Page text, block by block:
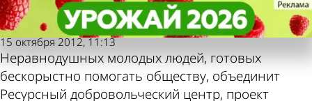
Потребность души к
бескорыстным делам
Пензенская
правда
15 октября 2012, 11:13
Неравнодушных молодых людей, готовых
бескорыстно помогать обществу, объединит
Ресурсный добровольческий центр, проект
Потребность души к
бескорыстным делам
Пензенская
правда
Также пресса
пишет по этой
Погода и курсы
валют в Пензе